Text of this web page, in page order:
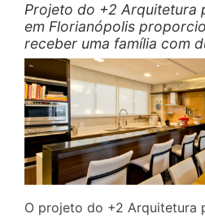
Projeto do +2 Arquitetura
em Florianópolis
receber uma família com
O projeto do +2 Arquitetura